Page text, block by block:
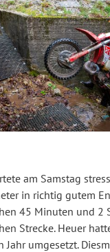
am Samstag
in richtig gutem
45 Minuten und 2
Strecke. Heuer
Jahr umgesetzt.